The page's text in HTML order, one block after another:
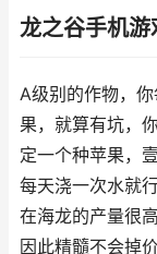
龙之谷手机
A级别的作物，
果，就算有坑，
定一个种苹果，
每天浇一次水就
在海龙的产量很
因此精髓不会掉